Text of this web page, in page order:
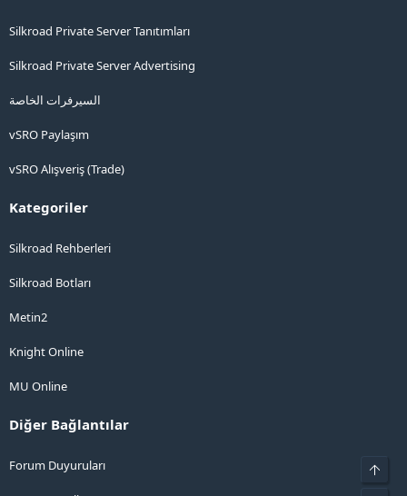
Silkroad Private Server Tanıtımları
Silkroad Private Server Advertising
السيرفرات الخاصة
vSRO Paylaşım
vSRO Alışveriş (Trade)
Kategoriler
Silkroad Rehberleri
Silkroad Botları
Metin2
Knight Online
MU Online
Diğer Bağlantılar
Forum Duyuruları